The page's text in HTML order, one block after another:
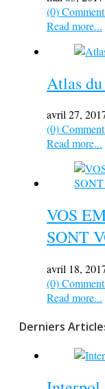
(0)
Read more...
Atlas
avril 27,
(0)
Read more...
VOS
SONT
avril 18,
(0)
Read more...
Derniers